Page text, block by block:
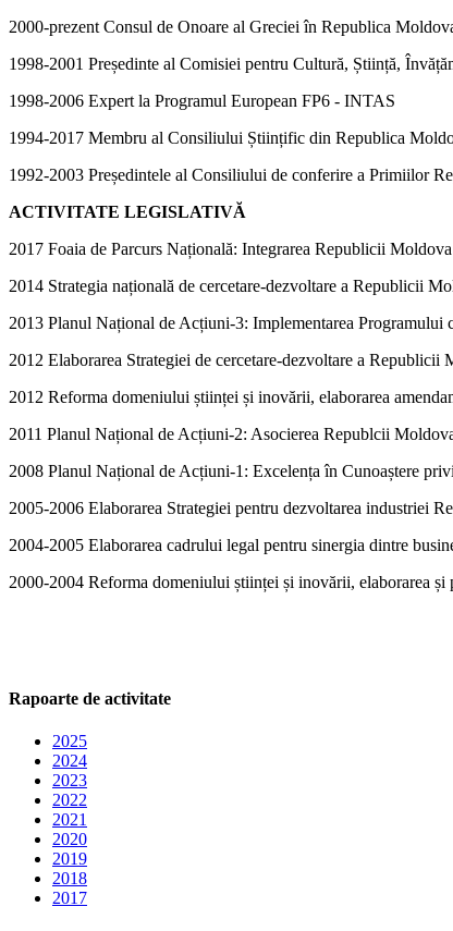
2000-prezent Consul de Onoare al Greciei în Republica
1998-2001 Președinte al Comisiei pentru Cultură, Știință,
1998-2006 Expert la Programul European FP6 - INTAS
1994-2017 Membru al Consiliului Științific din Republica
1992-2003 Președintele al Consiliului de conferire a Primiilor
ACTIVITATE LEGISLATIVĂ
2017 Foaia de Parcurs Națională: Integrarea Republicii
2014 Strategia națională de cercetare-dezvoltare a Republicii
2013 Planul Național de Acțiuni-3: Implementarea
2012 Elaborarea Strategiei de cercetare-dezvoltare a
2012 Reforma domeniului științei și inovării, elaborarea
2011 Planul Național de Acțiuni-2: Asocierea Republcii
2008 Planul Național de Acțiuni-1: Excelența în Cunoaștere
2005-2006 Elaborarea Strategiei pentru dezvoltarea industriei
2004-2005 Elaborarea cadrului legal pentru sinergia dintre
2000-2004 Reforma domeniului științei și inovării, elaborarea
Rapoarte de activitate
2025
2024
2023
2022
2021
2020
2019
2018
2017